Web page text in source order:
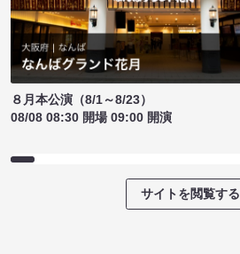
８月本公演（8/1～8/23）
08/08 08:30 開場 09:00 開演
サイトを閲覧する